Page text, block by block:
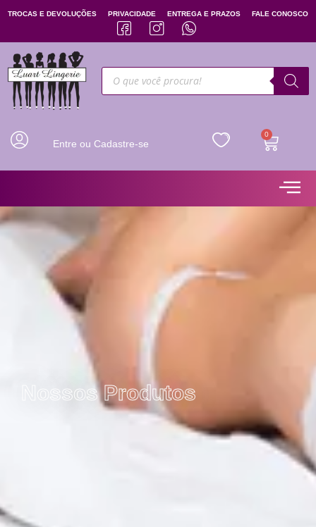
TROCAS E DEVOLUÇÕES PRIVACIDADE ENTREGA E PRAZOS FALE CONOSCO
Entre ou Cadastre-se
0
Nossos Produtos